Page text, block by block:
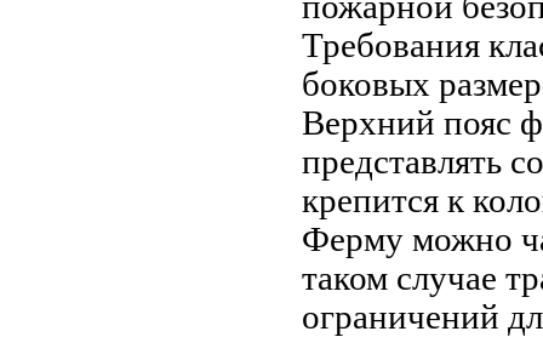
Требования
боковых
Верхний пояс
представлять
крепится к
Ферму можно
таком случае
ограничений